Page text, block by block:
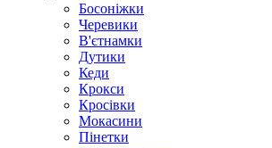
Босоніжки
Черевики
В'єтнамки
Дутики
Кеди
Крокси
Кросівки
Мокасини
Пінетки